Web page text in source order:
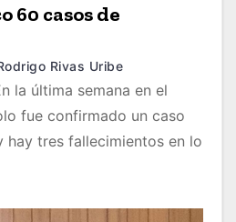
60 casos de
Rivas Uribe
la última semana en el
fue confirmado un caso
hay tres fallecimientos en lo